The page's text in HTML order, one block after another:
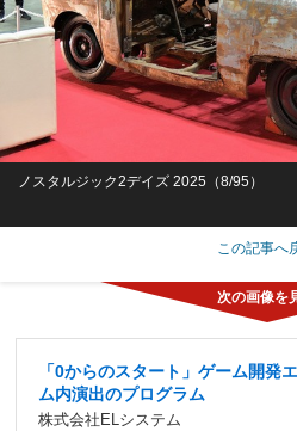
ノスタルジック2デイズ 2025（8/95）
この記事へ
「0からのスタート」ゲーム開発
ム内演出のプログラム
株式会社ELシステム